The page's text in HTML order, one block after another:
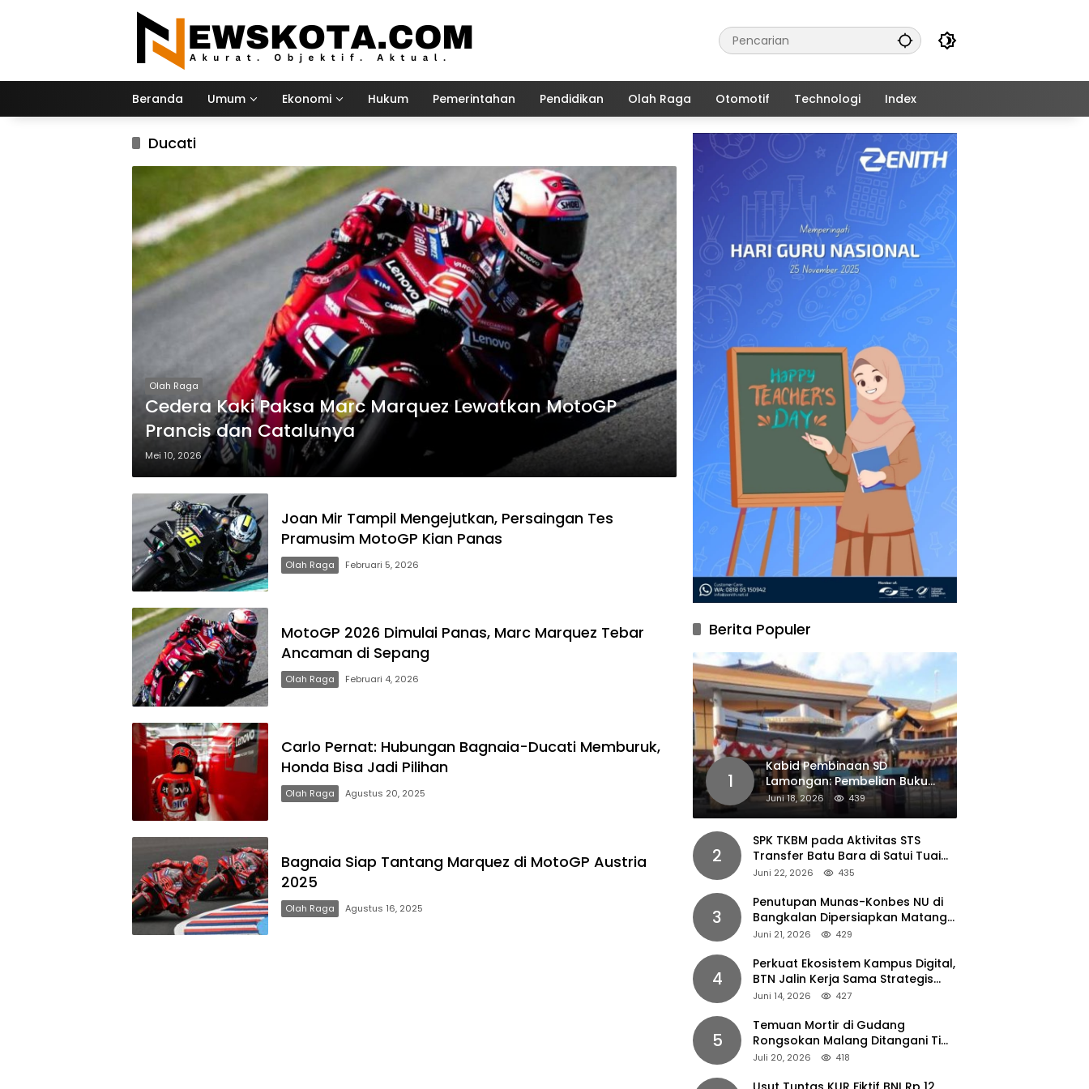
Beranda Umum Ekonomi Hukum Pemerintahan Pendidikan Olah Raga Otomotif Technologi Index
Ducati
Olah Raga
Cedera Kaki Paksa Marc Marquez Lewatkan MotoGP
Prancis dan Catalunya
Mei 10, 2026
Joan Mir Tampil Mengejutkan, Persaingan Tes
Pramusim MotoGP Kian Panas
Olah Raga Februari 5, 2026
MotoGP 2026 Dimulai Panas, Marc Marquez Tebar
Ancaman di Sepang
Olah Raga Februari 4, 2026
Carlo Pernat: Hubungan Bagnaia-Ducati Memburuk,
Honda Bisa Jadi Pilihan
Olah Raga Agustus 20, 2025
Bagnaia Siap Tantang Marquez di MotoGP Austria
2025
Olah Raga Agustus 16, 2025
Berita Populer
1
Kabid Pembinaan SD
Lamongan: Pembelian Buku
Pendamping Tidak Boleh
Dipaksakan
Juni 18, 2026 439
2
SPK TKBM pada Aktivitas STS
Transfer Batu Bara di Satui Tuai
Sorotan
Juni 22, 2026 435
3
Penutupan Munas-Konbes NU di
Bangkalan Dipersiapkan Matang,
Gus Ipul Turun Tangan
Juni 21, 2026 429
4
Perkuat Ekosistem Kampus Digital,
BTN Jalin Kerja Sama Strategis
dengan UNAIR
Juni 14, 2026 427
5
Temuan Mortir di Gudang
Rongsokan Malang Ditangani Tim
Gegana Polda Jatim
Juli 20, 2026 418